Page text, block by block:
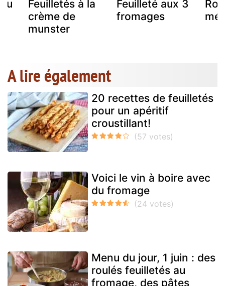
Feuilletés à la
crème de
munster
Feuilleté aux 3
fromages
A lire également
20 recettes de feuilletés
pour un apéritif
croustillant!
Voici le vin à boire avec
du fromage
Menu du jour, 1 juin : des
roulés feuilletés au
fromage, des pâtes